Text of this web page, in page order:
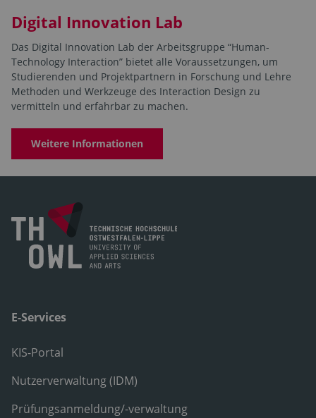
Digital Innovation Lab
Das Digital Innovation Lab der Arbeitsgruppe “Human-
Technology Interaction” bietet alle Voraussetzungen, um
Studierenden und Projektpartnern in Forschung und Lehre
Methoden und Werkzeuge des Interaction Design zu
vermitteln und erfahrbar zu machen.
Weitere Informationen
E-Services
KIS-Portal
Nutzerverwaltung (IDM)
Prüfungsanmeldung/-verwaltung